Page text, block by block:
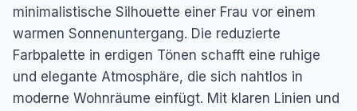
minimalistische Silhouette einer Frau vor einem
warmen Sonnenuntergang. Die reduzierte
Farbpalette in erdigen Tönen schafft eine ruhige
und elegante Atmosphäre, die sich nahtlos in
moderne Wohnräume einfügt. Mit klaren Linien und